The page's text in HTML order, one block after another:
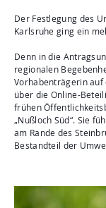
Der Festlegung des
Karlsruhe ging ein
Denn in die
regionalen
Vorhabenträgerin auf
über die Online-
frühen
„Nußloch Süd“. Sie
am Rande des
Bestandteil der